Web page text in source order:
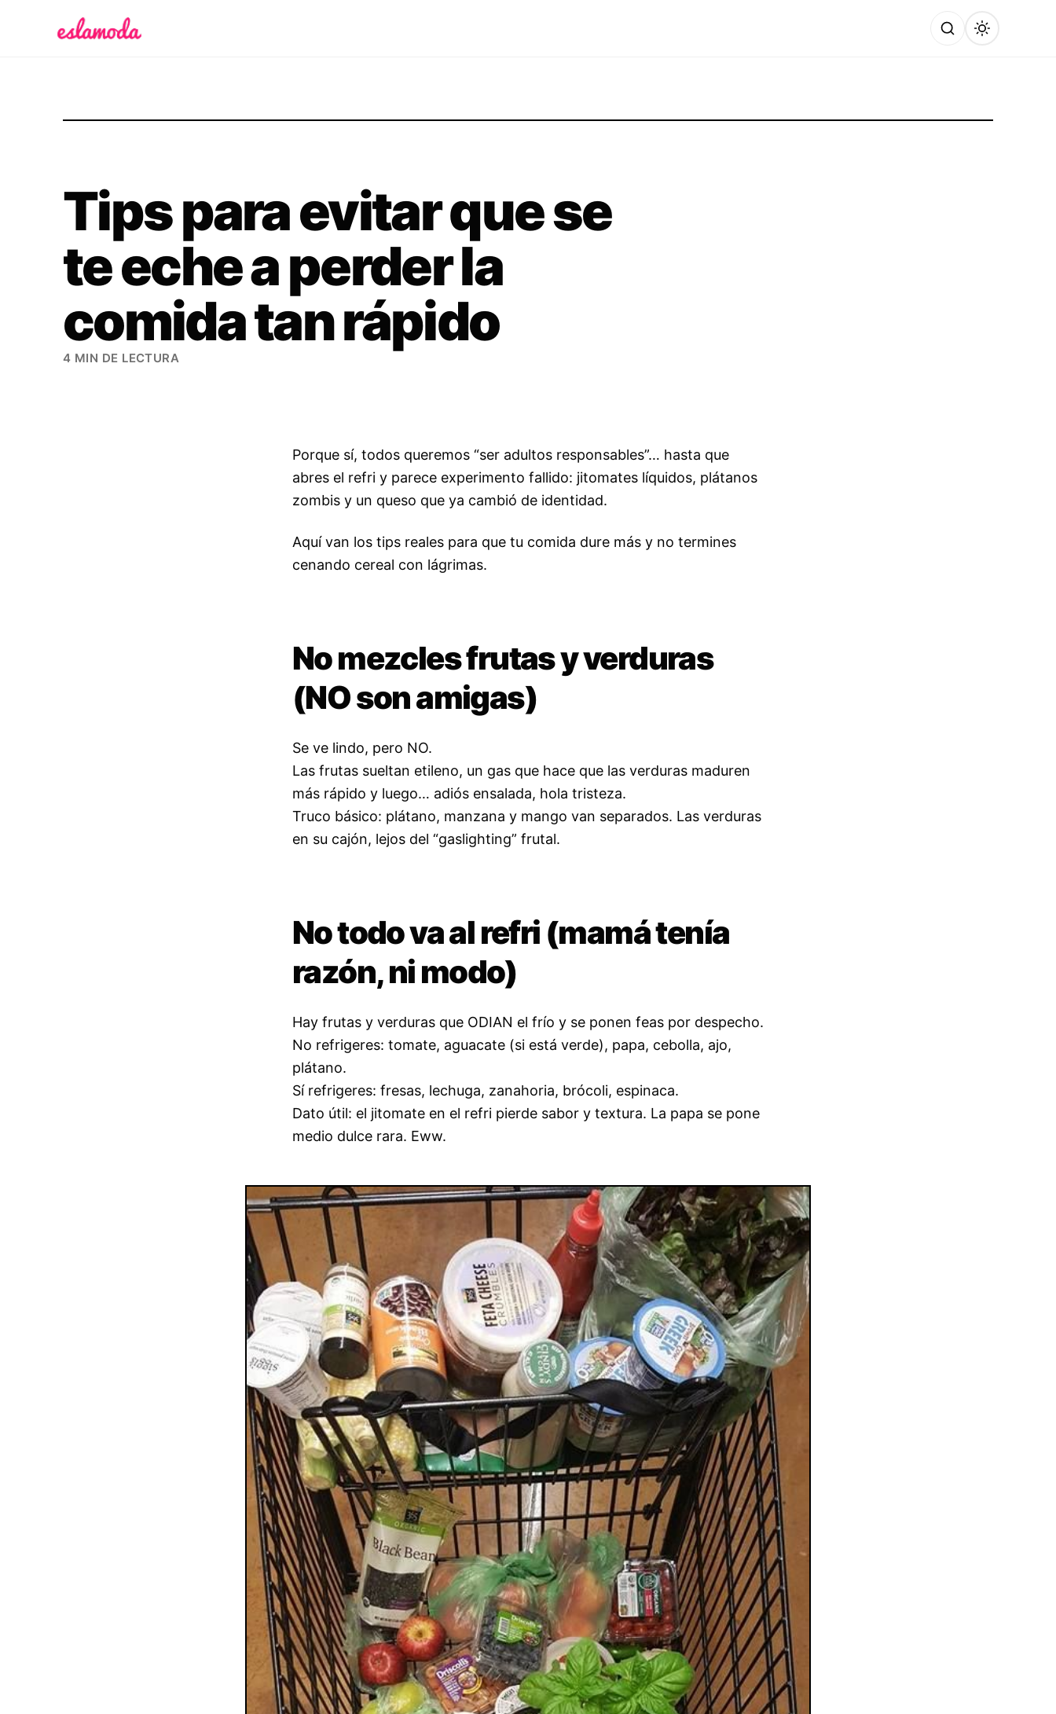
Tips para evitar que se
te eche a perder la
comida tan rápido
4 MIN DE LECTURA
Porque sí, todos queremos “ser adultos responsables”… hasta que
abres el refri y parece experimento fallido: jitomates líquidos, plátanos
zombis y un queso que ya cambió de identidad.
Aquí van los tips reales para que tu comida dure más y no termines
cenando cereal con lágrimas.
No mezcles frutas y verduras
(NO son amigas)
Se ve lindo, pero NO.
Las frutas sueltan etileno, un gas que hace que las verduras maduren
más rápido y luego… adiós ensalada, hola tristeza.
Truco básico: plátano, manzana y mango van separados. Las verduras
en su cajón, lejos del “gaslighting” frutal.
No todo va al refri (mamá tenía
razón, ni modo)
Hay frutas y verduras que ODIAN el frío y se ponen feas por despecho.
No refrigeres: tomate, aguacate (si está verde), papa, cebolla, ajo,
plátano.
Sí refrigeres: fresas, lechuga, zanahoria, brócoli, espinaca.
Dato útil: el jitomate en el refri pierde sabor y textura. La papa se pone
medio dulce rara. Eww.